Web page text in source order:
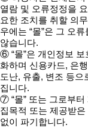
열람 및 오류정정을
요한 조치를 취할 의
우에는 “몰”은 그 오
않습니다.
⑥ “몰”은 개인정보
화하며 신용카드, 은
도난, 유출, 변조 등
집니다.
⑦ “몰” 또는 그로부
집목적 또는 제공받
없이 파기합니다.